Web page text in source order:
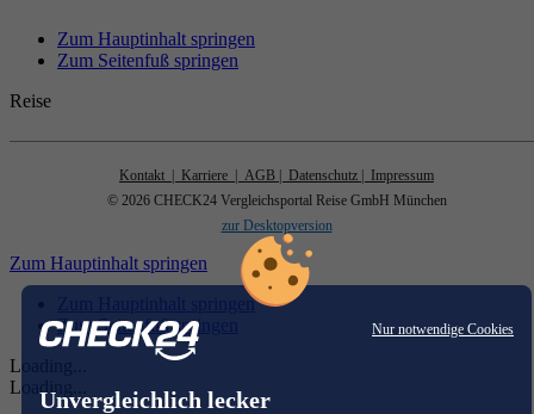
Nur notwendige Cookies
Unvergleichlich lecker
Zum Hauptinhalt springen
Zum Seitenfuß springen
Reise
Kontakt | Karriere | AGB | Datenschutz
| Impressum
© 2026 CHECK24 Vergleichsportal Reise GmbH München
zur Desktopversion
Zum Hauptinhalt springen
Zum Hauptinhalt springen
Zum Seitenfuß springen
Loading...
Loading...